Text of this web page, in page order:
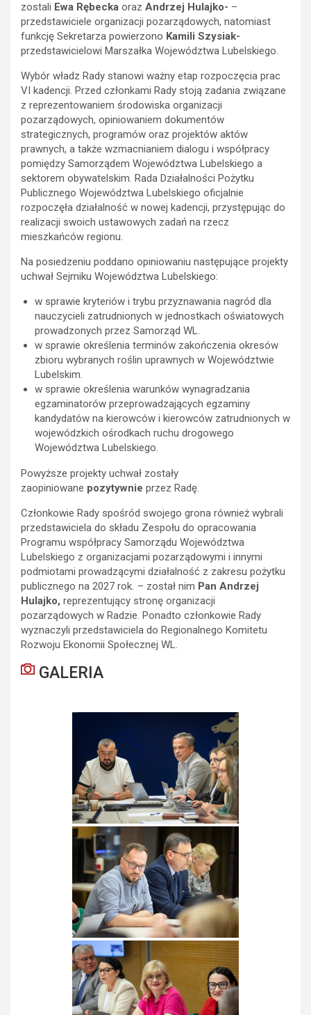
zostali Ewa Rębecka oraz Andrzej Hulajko- –
przedstawiciele organizacji pozarządowych, natomiast
funkcję Sekretarza powierzono Kamili Szysiak-
przedstawicielowi Marszałka Województwa Lubelskiego.
Wybór władz Rady stanowi ważny etap rozpoczęcia prac
VI kadencji. Przed członkami Rady stoją zadania związane
z reprezentowaniem środowiska organizacji
pozarządowych, opiniowaniem dokumentów
strategicznych, programów oraz projektów aktów
prawnych, a także wzmacnianiem dialogu i współpracy
pomiędzy Samorządem Województwa Lubelskiego a
sektorem obywatelskim. Rada Działalności Pożytku
Publicznego Województwa Lubelskiego oficjalnie
rozpoczęła działalność w nowej kadencji, przystępując do
realizacji swoich ustawowych zadań na rzecz
mieszkańców regionu.
Na posiedzeniu poddano opiniowaniu następujące projekty
uchwał Sejmiku Województwa Lubelskiego:
w sprawie kryteriów i trybu przyznawania nagród dla
nauczycieli zatrudnionych w jednostkach oświatowych
prowadzonych przez Samorząd WL.
w sprawie określenia terminów zakończenia okresów
zbioru wybranych roślin uprawnych w Województwie
Lubelskim.
w sprawie określenia warunków wynagradzania
egzaminatorów przeprowadzających egzaminy
kandydatów na kierowców i kierowców zatrudnionych w
wojewódzkich ośrodkach ruchu drogowego
Województwa Lubelskiego.
Powyższe projekty uchwał zostały
zaopiniowane pozytywnie przez Radę.
Członkowie Rady spośród swojego grona również wybrali
przedstawiciela do składu Zespołu do opracowania
Programu współpracy Samorządu Województwa
Lubelskiego z organizacjami pozarządowymi i innymi
podmiotami prowadzącymi działalność z zakresu pożytku
publicznego na 2027 rok. – został nim Pan Andrzej
Hulajko, reprezentujący stronę organizacji
pozarządowych w Radzie. Ponadto członkowie Rady
wyznaczyli przedstawiciela do Regionalnego Komitetu
Rozwoju Ekonomii Społecznej WL.
GALERIA